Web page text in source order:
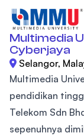
Multimedia
Cyberjaya
Selangor,
Multimedia
pendidikan
Telekom Sdn
sepenuhnya